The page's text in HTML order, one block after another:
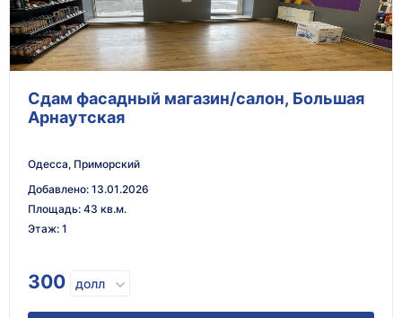
Сдам фасадный магазин/салон, Большая
Арнаутская
Одесса, Приморский
Добавлено: 13.01.2026
Площадь: 43 кв.м.
Этаж: 1
300 долл